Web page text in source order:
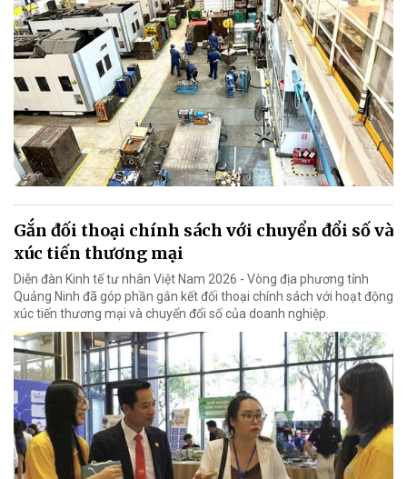
Gắn đối thoại chính sách với chuyển đổi số và
xúc tiến thương mại
Diễn đàn Kinh tế tư nhân Việt Nam 2026 - Vòng địa phương tỉnh
Quảng Ninh đã góp phần gắn kết đối thoại chính sách với hoạt động
xúc tiến thương mại và chuyển đổi số của doanh nghiệp.